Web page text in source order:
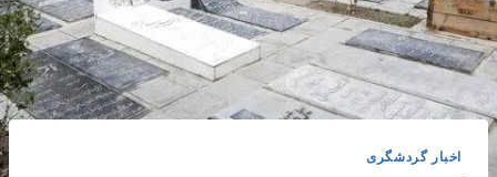
اخبار گردشگری